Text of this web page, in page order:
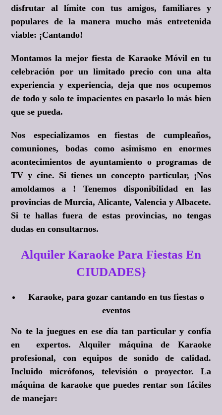
disfrutar al límite con tus amigos, familiares y
populares de la manera mucho más entretenida
viable: ¡Cantando!
Montamos la mejor fiesta de Karaoke Móvil en tu
celebración por un limitado precio con una alta
experiencia y experiencia, deja que nos ocupemos
de todo y solo te impacientes en pasarlo lo más bien
que se pueda.
Nos especializamos en fiestas de cumpleaños,
comuniones, bodas como asimismo en enormes
acontecimientos de ayuntamiento o programas de
TV y cine. Si tienes un concepto particular, ¡Nos
amoldamos a ! Tenemos disponibilidad en las
provincias de Murcia, Alicante, Valencia y Albacete.
Si te hallas fuera de estas provincias, no tengas
dudas en consultarnos.
Alquiler Karaoke Para Fiestas En
CIUDADES}
Karaoke, para gozar cantando en tus fiestas o
eventos
No te la juegues en ese día tan particular y confía
en expertos. Alquiler máquina de Karaoke
profesional, con equipos de sonido de calidad.
Incluido micrófonos, televisión o proyector. La
máquina de karaoke que puedes rentar son fáciles
de manejar: